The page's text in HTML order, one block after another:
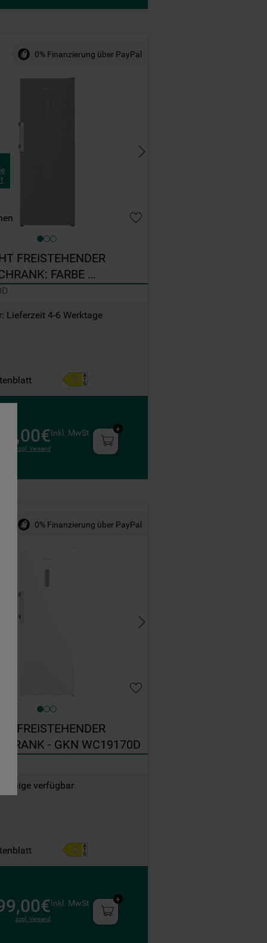
0% Finanzierung über PayPal
FREISTEHENDER
FARBE
- GKN W19170D
Lieferzeit 4-6 Werktage
Inkl. MwSt
zzgl. Versand
0% Finanzierung über PayPal
FREISTEHENDER
- GKN WC19170D
wenige verfügbar
Inkl. MwSt
zzgl. Versand